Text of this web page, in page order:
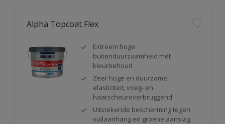
Alpha Topcoat Flex
Extreem hoge
buitenduurzaamheid mét
kleurbehoud
Zeer hoge en duurzame
elasticiteit, voeg- en
haarscheuroverbruggend
Uitstekende bescherming tegen
vuilaanhang en groene aanslag